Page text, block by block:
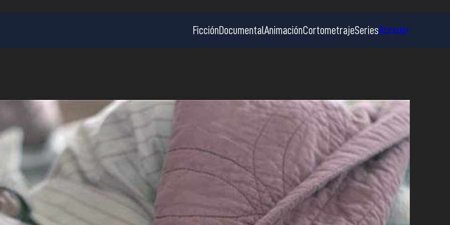
FicciónDocumentalAnimaciónCortometrajeSeriesAcceder